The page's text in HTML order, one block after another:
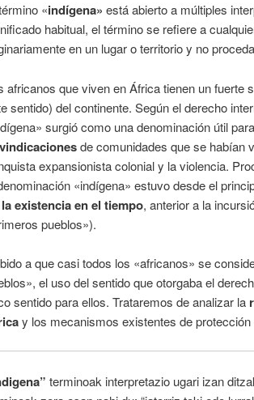
«indígena» está abierto a múltiples
habitual, el término se refiere a
en un lugar o territorio y no
africanos que viven en África tienen un fuerte
sentido) del continente. Según el derecho
surgió como una denominación útil para
de comunidades que se habían
expansionista colonial y la violencia.
«indígena» estuvo desde el
existencia en el tiempo, anterior a la
pueblos»).
a que casi todos los «africanos» se
el uso del sentido que otorgaba el
sentido para ellos. Trataremos de analizar la
y los mecanismos existentes de
terminoak interpretazio ugari izan